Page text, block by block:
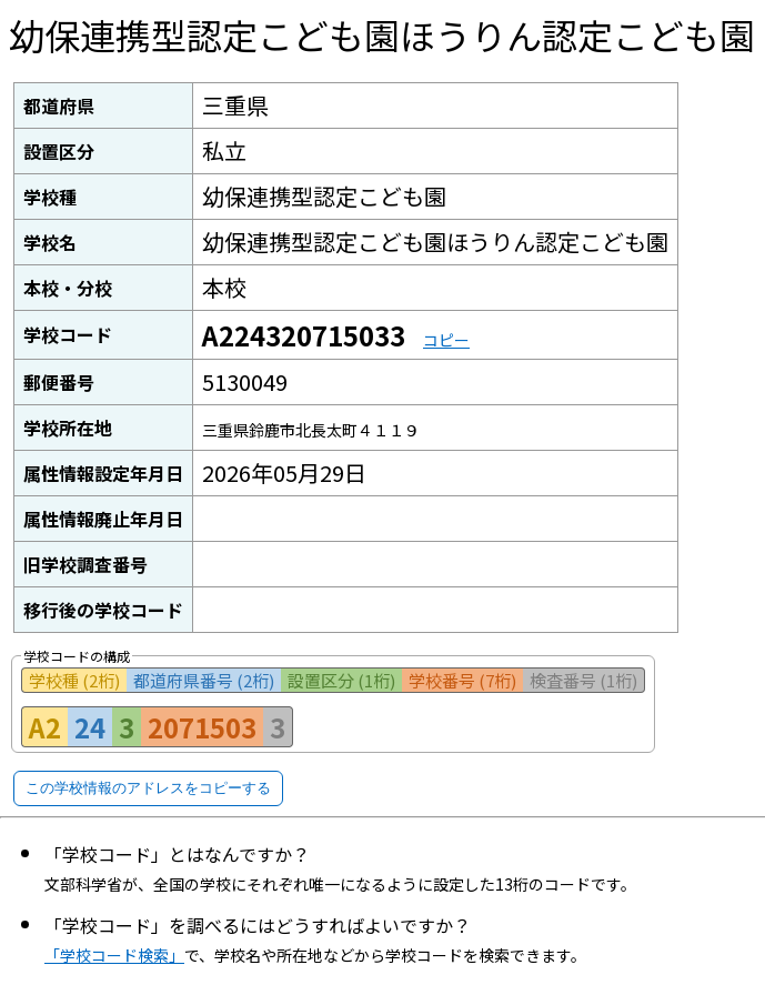
幼保連携型認定こども園ほうりん認定こども園
都道府県 三重県
設置区分 私立
学校種 幼保連携型認定こども園
学校名 幼保連携型認定こども園ほうりん認定こども園
本校・分校 本校
学校コード A224320715033 コピー
郵便番号 5130049
学校所在地 三重県鈴鹿市北長太町４１１９
属性情報設定年月日 2026年05月29日
属性情報廃止年月日
旧学校調査番号
移行後の学校コード
学校コードの構成
学校種 (2桁) 都道府県番号 (2桁) 設置区分 (1桁) 学校番号 (7桁) 検査番号 (1桁)
A2 24 3 2071503 3
この学校情報のアドレスをコピーする
「学校コード」とはなんですか？
文部科学省が、全国の学校にそれぞれ唯一になるように設定した13桁のコードです。
「学校コード」を調べるにはどうすればよいですか？
「学校コード検索」 で、学校名や所在地などから学校コードを検索できます。